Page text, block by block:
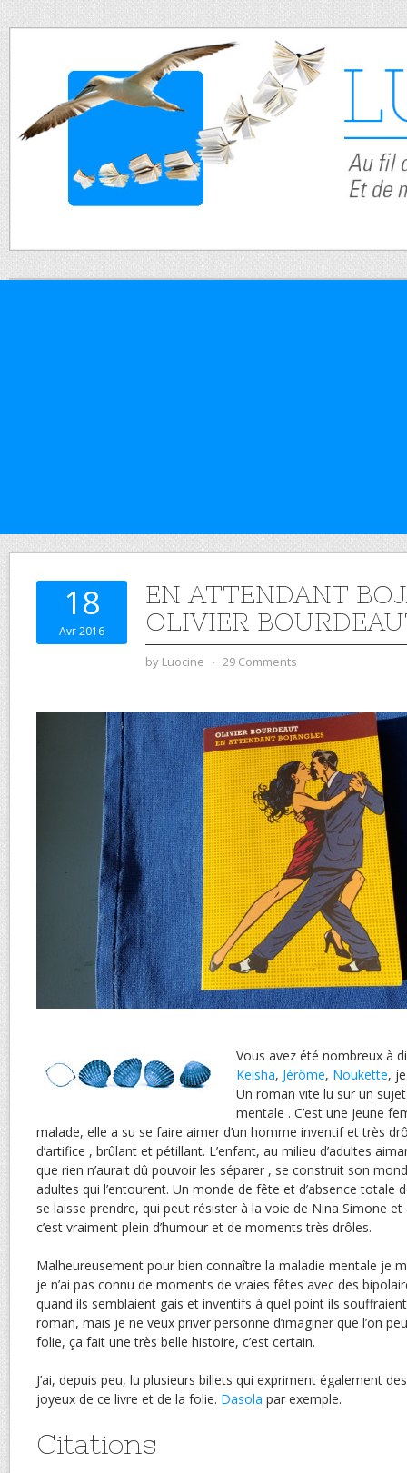
18
Avr 2016
EN ATTENDANT
OLIVIER
by Luocine ⋅ 29 Comments
Vous avez été nombreux à
Keisha, Jérôme, Noukette,
Un roman vite lu sur un
mentale . C’est une jeune
malade, elle a su se faire aimer d’un homme inventif et très
d’artifice , brûlant et pétillant. L’enfant, au milieu d’adultes
que rien n’aurait dû pouvoir les séparer , se construit son
adultes qui l’entourent. Un monde de fête et d’absence totale
se laisse prendre, qui peut résister à la voie de Nina Simone et
c’est vraiment plein d’humour et de moments très drôles.
Malheureusement pour bien connaître la maladie mentale je
je n’ai pas connu de moments de vraies fêtes avec des
quand ils semblaient gais et inventifs à quel point ils
roman, mais je ne veux priver personne d’imaginer que l’on
folie, ça fait une très belle histoire, c’est certain.
J’ai, depuis peu, lu plusieurs billets qui expriment également
joyeux de ce livre et de la folie. Dasola par exemple.
Citations